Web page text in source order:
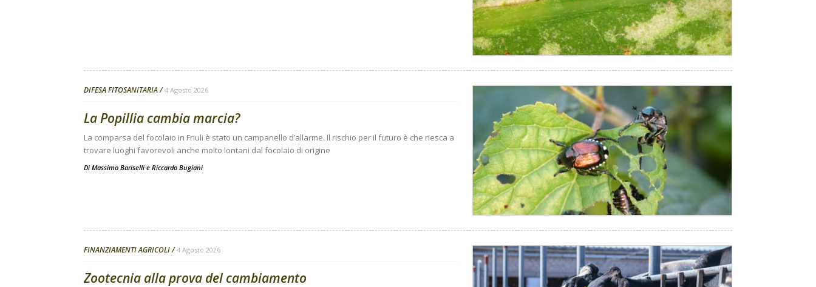
DIFESA FITOSANITARIA 4 Agosto 2026
La Popillia cambia marcia?
La comparsa del focolaio in Friuli è stato un campanello d’allarme. Il rischio per il futuro è che riesca a
trovare luoghi favorevoli anche molto lontani dal focolaio di origine
Di Massimo Bariselli e Riccardo Bugiani
FINANZIAMENTI AGRICOLI 4 Agosto 2026
Zootecnia alla prova del cambiamento